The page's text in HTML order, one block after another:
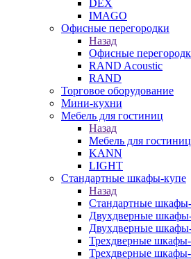
DEX
IMAGO
Офисные перегородки
Назад
Офисные
RAND Acoustic
RAND
Торговое оборудование
Мини-кухни
Мебель для гостиниц
Назад
Мебель для гостиниц
KANN
LIGHT
Стандартные шкафы-купе
Назад
Стандартные
Двухдверные
Двухдверные
Трехдверные
Трехдверные